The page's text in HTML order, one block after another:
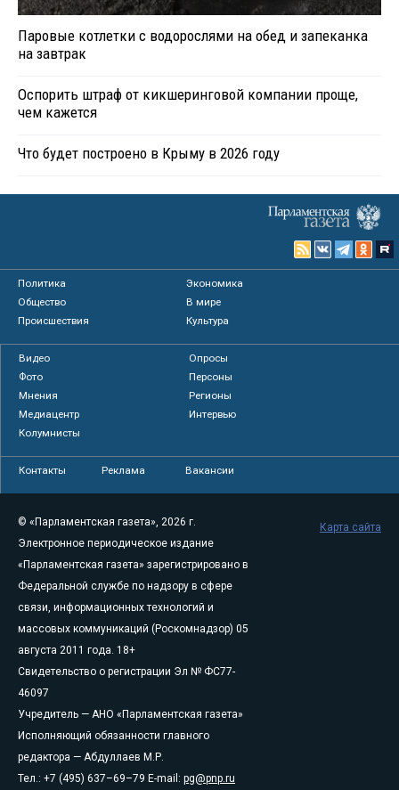
Паровые котлетки с водорослями на обед и запеканка
на завтрак
Оспорить штраф от кикшеринговой компании проще,
чем кажется
Что будет построено в Крыму в 2026 году
Политика
Экономика
Общество
В мире
Происшествия
Культура
Видео
Опросы
Фото
Персоны
Мнения
Регионы
Медиацентр
Интервью
Колумнисты
Контакты Реклама Вакансии
© «Парламентская газета», 2026 г.
Электронное периодическое издание
«Парламентская газета» зарегистрировано в
Федеральной службе по надзору в сфере
связи, информационных технологий и
массовых коммуникаций (Роскомнадзор) 05
августа 2011 года. 18+
Свидетельство о регистрации Эл № ФС77-
46097
Учредитель — АНО «Парламентская газета»
Исполняющий обязанности главного
редактора — Абдуллаев М.Р.
Тел.: +7 (495) 637–69–79 E-mail: pg@pnp.ru
Карта сайта